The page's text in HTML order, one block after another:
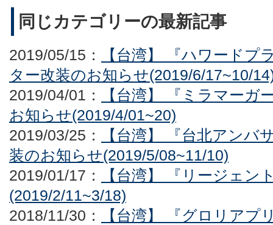
同じカテゴリーの最新記事
2019/05/15：
【台湾】 『ハワードプ
ター改装のお知らせ(2019/6/17~10/
2019/04/01：
【台湾】 『ミラマーガ
お知らせ(2019/4/01~20)
2019/03/25：
【台湾】 『台北アンバ
装のお知らせ(2019/5/08~11/10)
2019/01/17：
【台湾】 『リージェン
(2019/2/11~3/18)
2018/11/30：
【台湾】 『グロリアプ